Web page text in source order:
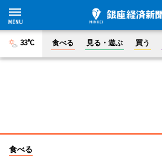
33°C 食べる 見る・遊ぶ 買う
食べる